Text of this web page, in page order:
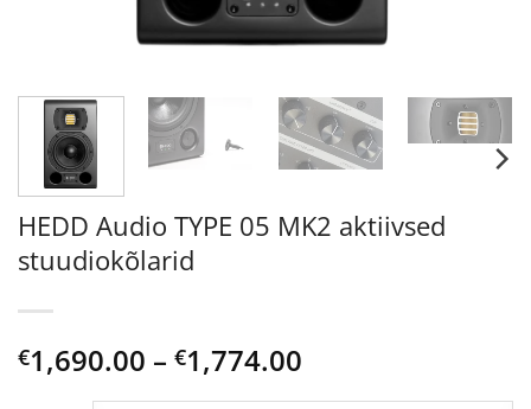
HEDD Audio TYPE 05 MK2 aktiivsed
stuudiokõlarid
€1,690.00 – €1,774.00